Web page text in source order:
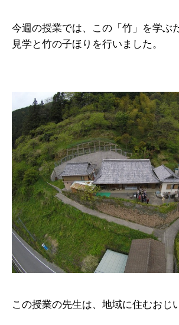
今週の授業では、この「竹」を学ぶ
見学と竹の子ほりを行いました。
この授業の先生は、地域に住むおじ